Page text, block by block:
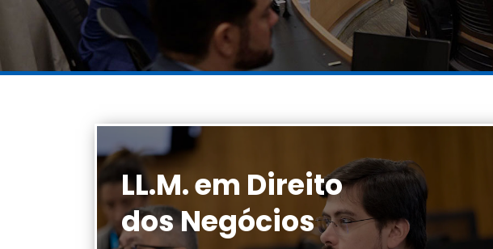
LL.M. em Direito
dos Negócios